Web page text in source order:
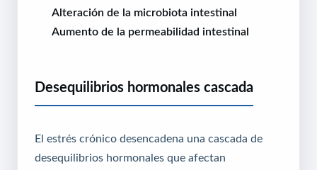
Alteración de la microbiota intestinal
Aumento de la permeabilidad intestinal
Desequilibrios hormonales cascada
El estrés crónico desencadena una cascada de
desequilibrios hormonales que afectan